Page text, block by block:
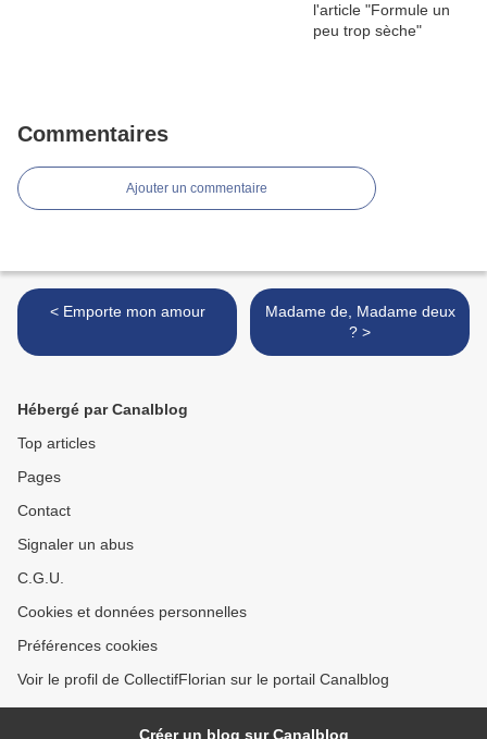
Commentaires
Ajouter un commentaire
< Emporte mon amour
Madame de, Madame deux
? >
Hébergé par Canalblog
Top articles
Pages
Contact
Signaler un abus
C.G.U.
Cookies et données personnelles
Préférences cookies
Voir le profil de CollectifFlorian sur le portail Canalblog
Créer un blog sur Canalblog